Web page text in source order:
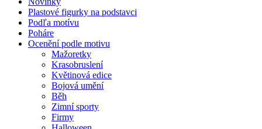
Plastové figurky na podstavci
Podľa motívu
Poháre
Ocenění podle motivu
Mažoretky
Krasobruslení
Květinová edice
Bojová umění
Běh
Zimní sporty
Firmy